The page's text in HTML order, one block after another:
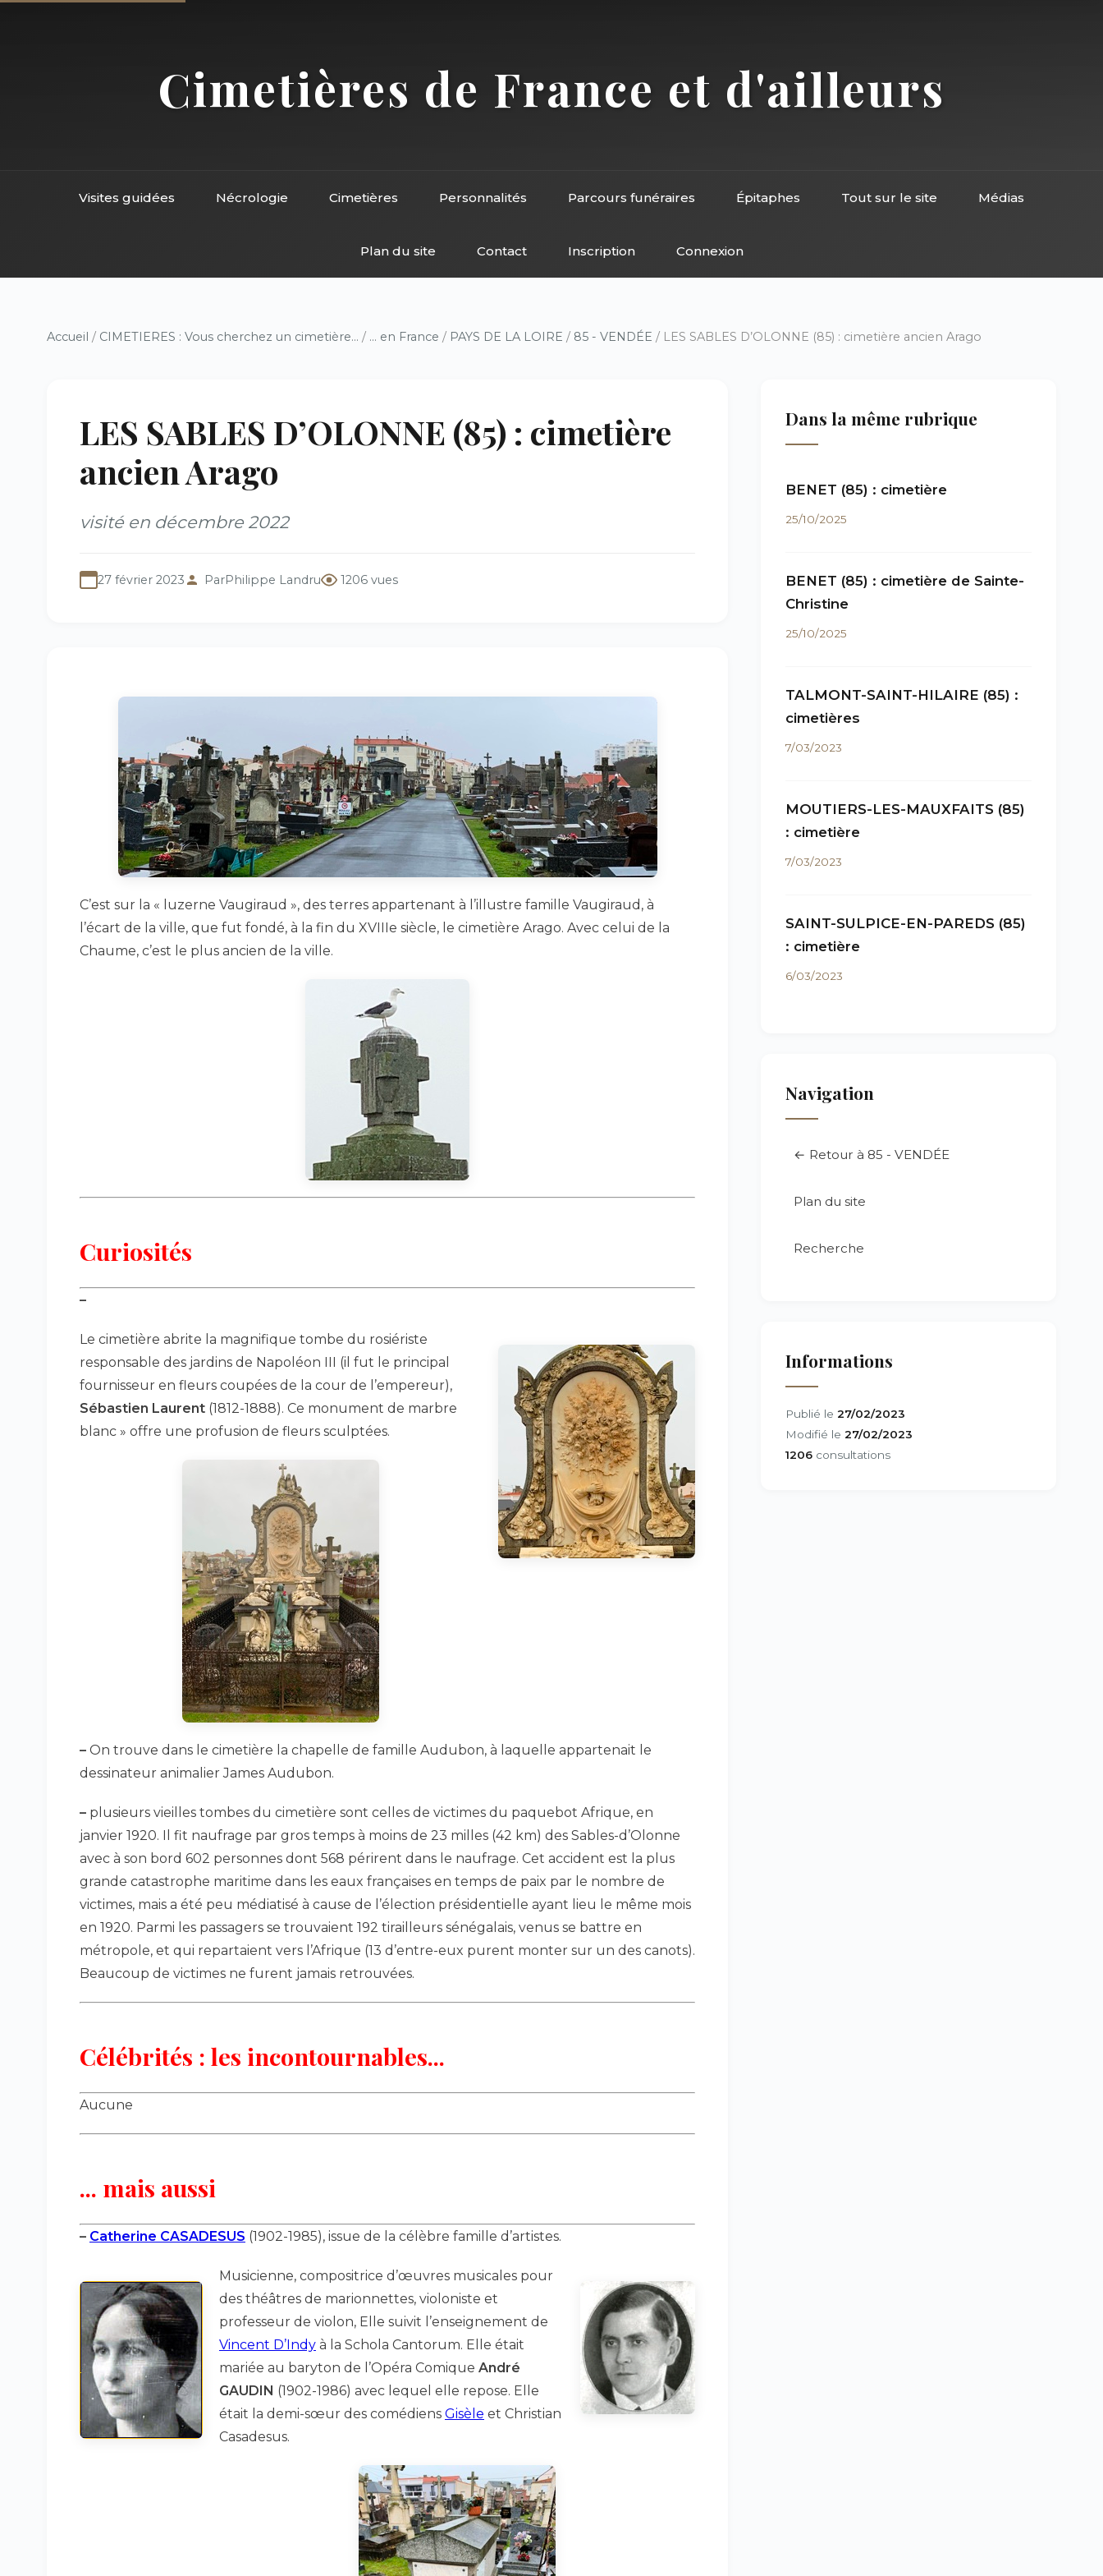
Cimetières de France et d'ailleurs
Visites guidées Nécrologie Cimetières Personnalités Parcours funéraires Épitaphes Tout sur le site Médias
Plan du site Contact Inscription Connexion
Accueil / CIMETIERES : Vous cherchez un cimetière... / ... en France / PAYS DE LA LOIRE / 85 - VENDÉE / LES SABLES D’OLONNE (85) : cimetière ancien Arago
LES SABLES D’OLONNE (85) : cimetière
ancien Arago
visité en décembre 2022
27 février 2023 ParPhilippe Landru 1206 vues
C’est sur la « luzerne Vaugiraud », des terres appartenant à l’illustre famille Vaugiraud, à
l’écart de la ville, que fut fondé, à la fin du XVIIIe siècle, le cimetière Arago. Avec celui de la
Chaume, c’est le plus ancien de la ville.
Curiosités
–
Le cimetière abrite la magnifique tombe du rosiériste
responsable des jardins de Napoléon III (il fut le principal
fournisseur en fleurs coupées de la cour de l’empereur),
Sébastien Laurent (1812-1888). Ce monument de marbre
blanc » offre une profusion de fleurs sculptées.
– On trouve dans le cimetière la chapelle de famille Audubon, à laquelle appartenait le
dessinateur animalier James Audubon.
– plusieurs vieilles tombes du cimetière sont celles de victimes du paquebot Afrique, en
janvier 1920. Il fit naufrage par gros temps à moins de 23 milles (42 km) des Sables-d’Olonne
avec à son bord 602 personnes dont 568 périrent dans le naufrage. Cet accident est la plus
grande catastrophe maritime dans les eaux françaises en temps de paix par le nombre de
victimes, mais a été peu médiatisé à cause de l’élection présidentielle ayant lieu le même mois
en 1920. Parmi les passagers se trouvaient 192 tirailleurs sénégalais, venus se battre en
métropole, et qui repartaient vers l’Afrique (13 d’entre-eux purent monter sur un des canots).
Beaucoup de victimes ne furent jamais retrouvées.
Célébrités : les incontournables...
Aucune
... mais aussi
– Catherine CASADESUS (1902-1985), issue de la célèbre famille d’artistes.
Musicienne, compositrice d’œuvres musicales pour
des théâtres de marionnettes, violoniste et
professeur de violon, Elle suivit l’enseignement de
Vincent D’Indy à la Schola Cantorum. Elle était
mariée au baryton de l’Opéra Comique André
GAUDIN (1902-1986) avec lequel elle repose. Elle
était la demi-sœur des comédiens Gisèle et Christian
Casadesus.
Dans la même rubrique
BENET (85) : cimetière
25/10/2025
BENET (85) : cimetière de Sainte-
Christine
25/10/2025
TALMONT-SAINT-HILAIRE (85) :
cimetières
7/03/2023
MOUTIERS-LES-MAUXFAITS (85)
: cimetière
7/03/2023
SAINT-SULPICE-EN-PAREDS (85)
: cimetière
6/03/2023
Navigation
← Retour à 85 - VENDÉE
Plan du site
Recherche
Informations
Publié le 27/02/2023
Modifié le 27/02/2023
1206 consultations